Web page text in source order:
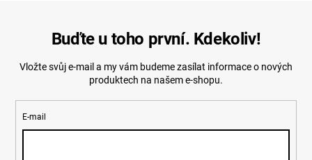
Buďte u toho první. Kdekoliv!
Vložte svůj e-mail a my vám budeme zasílat informace o nových
produktech na našem e-shopu.
E-mail